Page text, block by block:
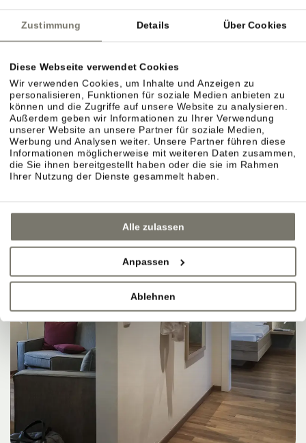
Zustimmung Details Über Cookies
Diese Webseite verwendet Cookies
Wir verwenden Cookies, um Inhalte und Anzeigen zu
personalisieren, Funktionen für soziale Medien anbieten zu
können und die Zugriffe auf unsere Website zu analysieren.
Außerdem geben wir Informationen zu Ihrer Verwendung
unserer Website an unsere Partner für soziale Medien,
Werbung und Analysen weiter. Unsere Partner führen diese
Informationen möglicherweise mit weiteren Daten zusammen,
die Sie ihnen bereitgestellt haben oder die sie im Rahmen
Ihrer Nutzung der Dienste gesammelt haben.
Alle zulassen
Anpassen
Ablehnen
ZIMMER TYP C
DETAILS